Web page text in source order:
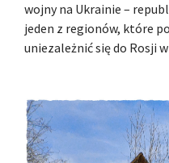
wojny na Ukrainie –
jeden z regionów, które
uniezależnić się do Rosji